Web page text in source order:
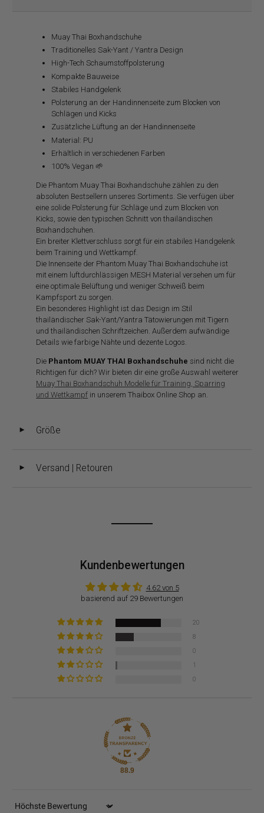
Muay Thai Boxhandschuhe
Traditionelles Sak-Yant / Yantra Design
High-Tech Schaumstoffpolsterung
Kompakte Bauweise
Stabiles Handgelenk
Polsterung an der Handinnenseite zum Blocken von
Schlägen und Kicks
Zusätzliche Lüftung an der Handinnenseite
Material: PU
Erhältlich in verschiedenen Farben
100% Vegan 🌱
Die Phantom Muay Thai Boxhandschuhe zählen zu den
absoluten Bestsellern unseres Sortiments. Sie verfügen über
eine solide Polsterung für Schläge und zum Blocken von
Kicks, sowie den typischen Schnitt von thailändischen
Boxhandschuhen.
Ein breiter Klettverschluss sorgt für ein stabiles Handgelenk
beim Training und Wettkampf.
Die Innenseite der Phantom Muay Thai Boxhandschuhe ist
mit einem luftdurchlässigen MESH Material versehen um für
eine optimale Belüftung und weniger Schweiß beim
Kampfsport zu sorgen.
Ein besonderes Highlight ist das Design im Stil
thailändischer Sak-Yant/Yantra Tätowierungen mit Tigern
und thailändischen Schriftzeichen. Außerdem aufwändige
Details wie farbige Nähte und dezente Logos.
Die Phantom MUAY THAI Boxhandschuhe sind nicht die
Richtigen für dich? Wir bieten dir eine große Auswahl weiterer
Muay Thai Boxhandschuh Modelle für Training, Sparring
und Wettkampf in unserem Thaibox Online Shop an.
◄ Größe
◄ Versand | Retouren
Kundenbewertungen
4.62 von 5
basierend auf 29 Bewertungen
20
8
0
1
0
88.9
Sort by